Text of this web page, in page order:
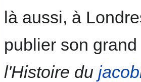
là aussi, à
publier son
l'Histoire du